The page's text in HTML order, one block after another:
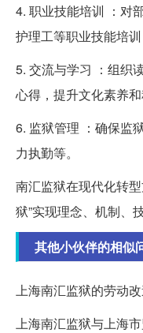
4. 职业技能培训 ：对
护理工等职业技能培训
5. 交流与学习 ：组织
心得，提升文化素养和
6. 监狱管理 ：确保监
力执勤等。
南汇监狱在现代化转
狱”实现理念、机制、
其他小伙伴的相似
上海南汇监狱的劳动
上海南汇监狱与上海